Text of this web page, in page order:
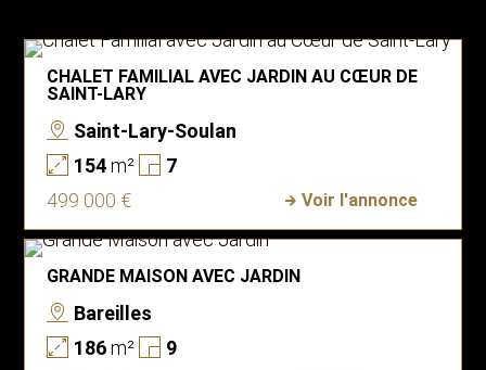
CHALET FAMILIAL AVEC JARDIN AU CŒUR DE
SAINT-LARY
Saint-Lary-Soulan
154m²
7
499 000 €
Voir l'annonce
GRANDE MAISON AVEC JARDIN
Bareilles
186m²
9